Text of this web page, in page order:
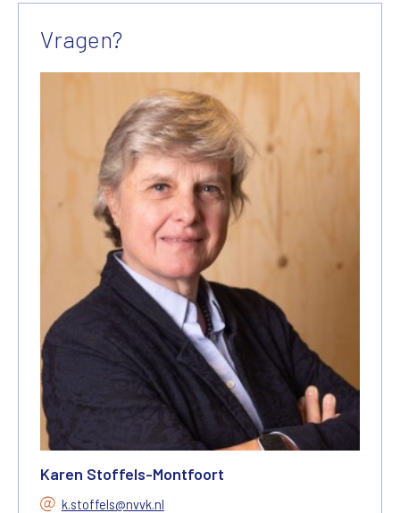
Vragen?
Karen Stoffels-Montfoort
k.stoffels@nvvk.nl